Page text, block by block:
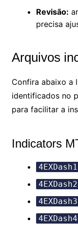
Revisão:
precisa
Arquivos
Confira abaixo a
identificados no
para facilitar a
Indicators